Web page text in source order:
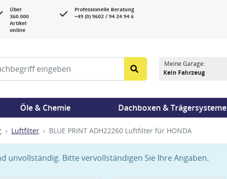
Über
360.000
Artikel
online
Professionelle Beratung
+49 (0) 9602 / 94 24 94 6
Meine Garage:
Kein Fahrzeug
Öle & Chemie Dachboxen & Trägersysteme
Luftfilter BLUE PRINT ADH22260 Luftfilter für HONDA
unvollständig. Bitte vervollständigen Sie Ihre Angaben.